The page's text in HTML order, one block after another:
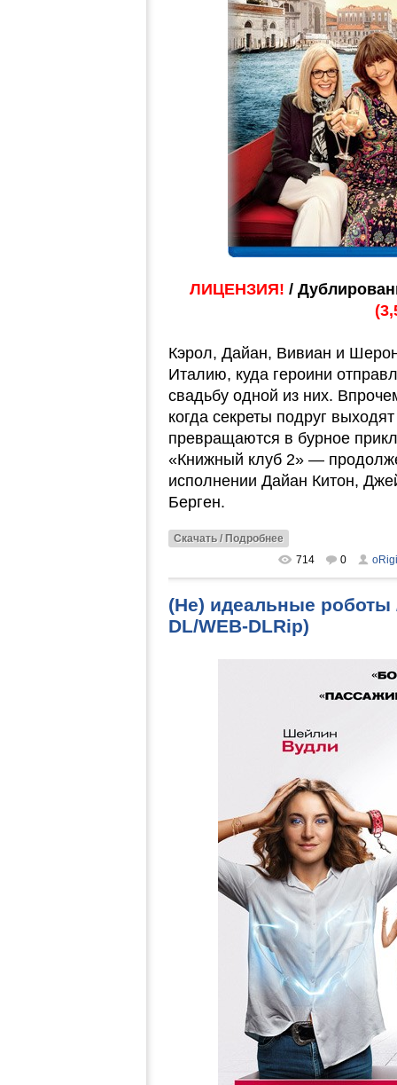
ЛИЦЕНЗИЯ! /
Кэрол, Дайан, Вивиан и
Италию, куда героини
свадьбу одной из них.
когда секреты подруг
превращаются в бурное
«Книжный клуб 2» —
исполнении Дайан Китон,
Берген.
Скачать / Подробнее
714
0 oRigi
(Не) идеальные роботы
DL/WEB-DLRip)